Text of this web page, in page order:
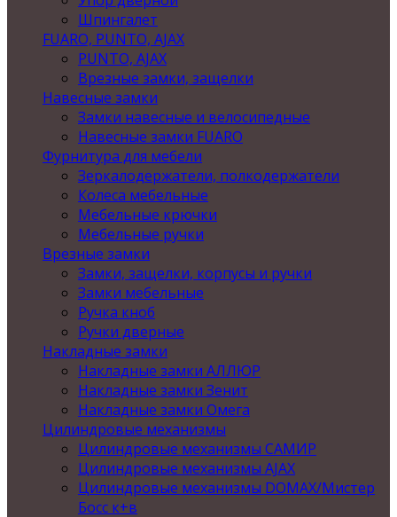
Шпингалет
FUARO, PUNTO, AJAX
PUNTO, AJAX
Врезные замки, защелки
Навесные замки
Замки навесные и велосипедные
Навесные замки FUARO
Фурнитура для мебели
Зеркалодержатели, полкодержатели
Колеса мебельные
Мебельные крючки
Мебельные ручки
Врезные замки
Замки, защелки, корпусы и ручки
Замки мебельные
Ручка кноб
Ручки дверные
Накладные замки
Накладные замки АЛЛЮР
Накладные замки Зенит
Накладные замки Омега
Цилиндровые механизмы
Цилиндровые механизмы САМИР
Цилиндровые механизмы AJAX
Цилиндровые механизмы DOMAX/Мистер
Босс к+в